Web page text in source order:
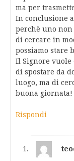
ma per
In conclusione
perchè uno non
di cercare in
possiamo stare
Il Signore vuole
di spostare da
luogo, ma di
buona giornata!
Rispondi